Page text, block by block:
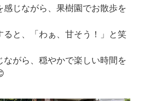
じながら、果樹園でお散歩を
ると、「わぁ、甘そう！」と笑
がら、穏やかで楽しい時間を